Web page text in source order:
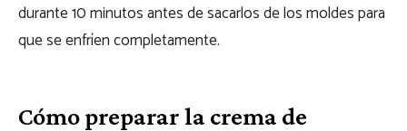
durante 10 minutos antes de sacarlos de los moldes para
que se enfríen completamente.
Cómo preparar la crema de